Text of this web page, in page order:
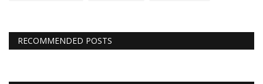
RECOMMENDED POSTS